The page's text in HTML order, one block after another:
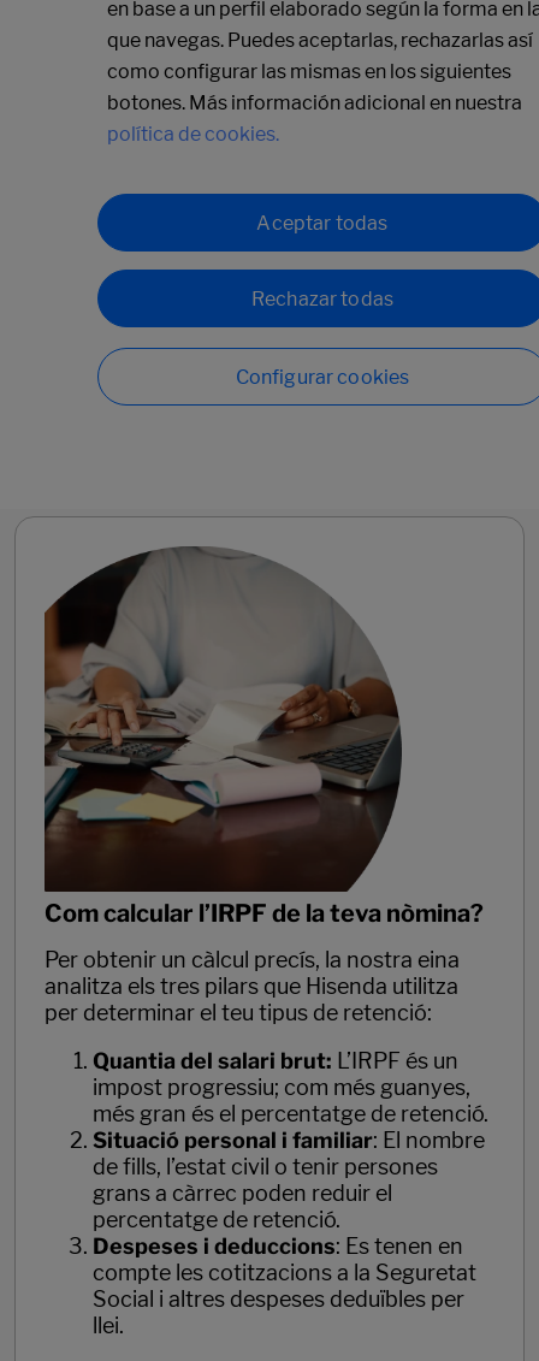
Com calcular l’IRPF de la teva nòmina?
Per obtenir un càlcul precís, la nostra eina
analitza els tres pilars que Hisenda utilitza
per determinar el teu tipus de retenció:
Quantia del salari brut: L’IRPF és un
impost progressiu; com més guanyes,
més gran és el percentatge de retenció.
Situació personal i familiar: El nombre
de fills, l’estat civil o tenir persones
grans a càrrec poden reduir el
percentatge de retenció.
Despeses i deduccions: Es tenen en
compte les cotitzacions a la Seguretat
Social i altres despeses deduïbles per
llei.